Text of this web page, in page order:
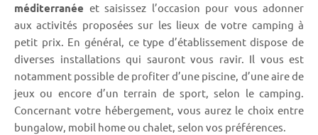
méditerranée et saisissez l’occasion pour vous adonner
aux activités proposées sur les lieux de votre camping à
petit prix. En général, ce type d’établissement dispose de
diverses installations qui sauront vous ravir. Il vous est
notamment possible de profiter d’une piscine, d’une aire de
jeux ou encore d’un terrain de sport, selon le camping.
Concernant votre hébergement, vous aurez le choix entre
bungalow, mobil home ou chalet, selon vos préférences.